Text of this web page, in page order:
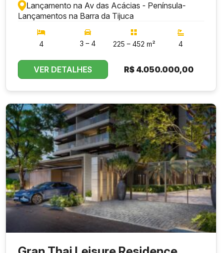
Lançamento na Av das Acácias - Península-
Lançamentos na Barra da Tijuca
4 3 – 4 225 – 452 m² 4
VER DETALHES R$4.050.000,00